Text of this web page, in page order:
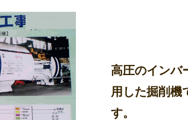
高圧のインバ
用した掘削機
す。